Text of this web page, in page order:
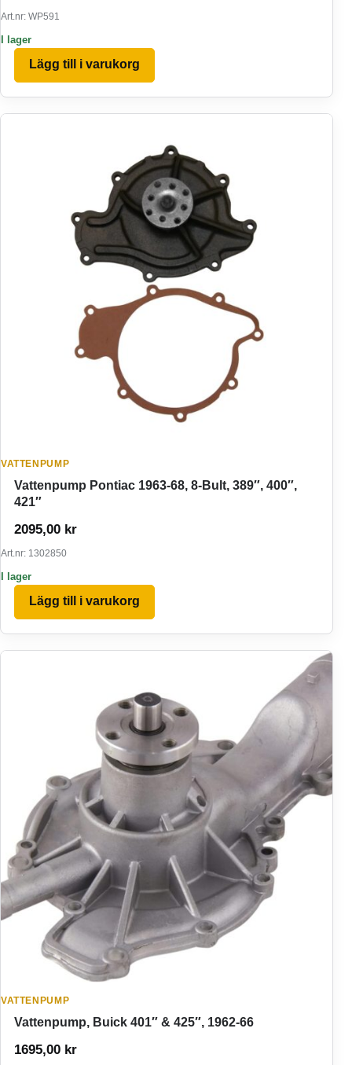
Art.nr: WP591
I lager
Lägg till i varukorg
VATTENPUMP
Vattenpump Pontiac 1963-68, 8-Bult, 389″, 400″,
421″
2095,00 kr
Art.nr: 1302850
I lager
Lägg till i varukorg
VATTENPUMP
Vattenpump, Buick 401″ & 425″, 1962-66
1695,00 kr